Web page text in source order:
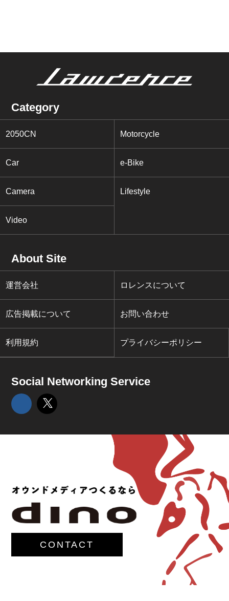
Category
2050CN Motorcycle
Car e-Bike
Camera Lifestyle
Video
About Site
運営会社 ロレンスについて
広告掲載について お問い合わせ
利用規約 プライバシーポリシー
Social Networking Service
CONTACT